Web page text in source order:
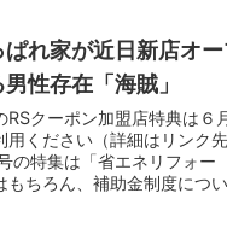
れ家が近日新店オ
性存在「海賊」
クーポン加盟店特典は６
用ください（詳細はリンク
の特集は「省エネリフォー
もちろん、補助金制度につ